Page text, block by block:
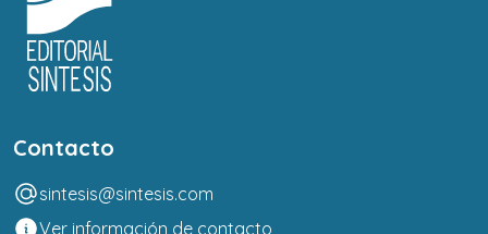
Contacto
sintesis@sintesis.com
Ver información de contacto